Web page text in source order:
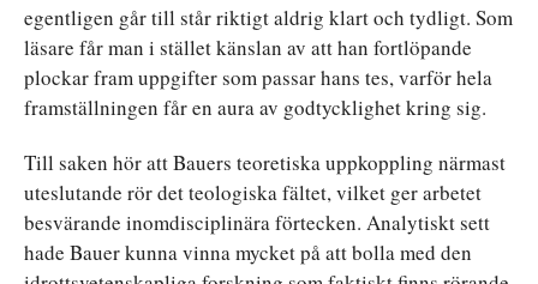
egentligen går till står riktigt aldrig klart och tydligt. Som
läsare får man i stället känslan av att han fortlöpande
plockar fram uppgifter som passar hans tes, varför hela
framställningen får en aura av godtycklighet kring sig.
Till saken hör att Bauers teoretiska uppkoppling närmast
uteslutande rör det teologiska fältet, vilket ger arbetet
besvärande inomdisciplinära förtecken. Analytiskt sett
hade Bauer kunna vinna mycket på att bolla med den